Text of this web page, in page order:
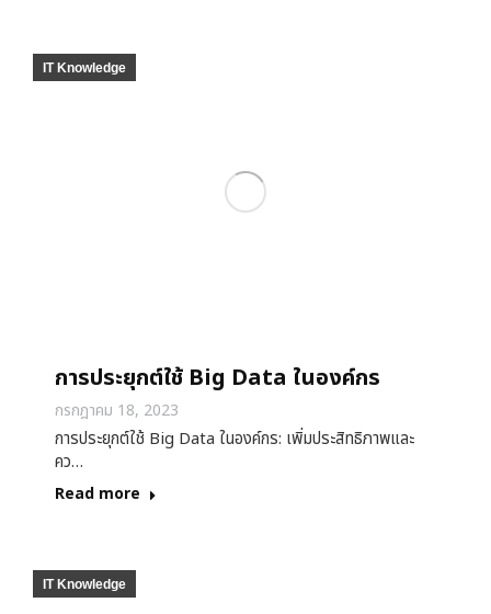
IT Knowledge
การประยุกต์ใช้ Big Data ในองค์กร
กรกฎาคม 18, 2023
การประยุกต์ใช้ Big Data ในองค์กร: เพิ่มประสิทธิภาพและ
คว…
Read more
IT Knowledge